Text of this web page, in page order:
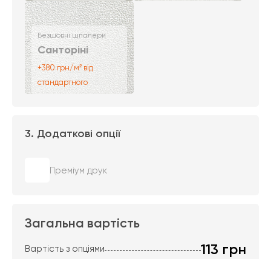
Безшовні шпалери
Санторіні
+380 грн/м² від
стандартного
3. Додаткові опції
Преміум друк
Загальна вартість
Вартість з опціями 113 грн